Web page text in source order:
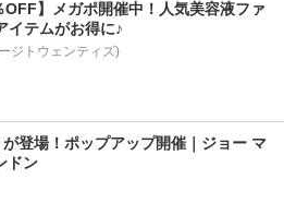
OFF】メガポ開催中！人気美容液ファ
イテムがお得に♪
ジトウェンティズ)
登場！ポップアップ開催｜ジョー マ
ドン